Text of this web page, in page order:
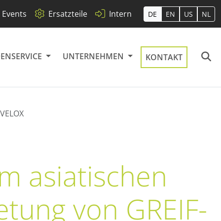
Events Ersatzteile Intern DE EN US NL
BVP (Brutto-
Pneumatikpacker)
Der bewährte Allrounder
Pigmente
Schonendes Handling
UNTERNEHMEN
Events
Messen & Termine
KONTAKT
asiatischen
von GREIF-